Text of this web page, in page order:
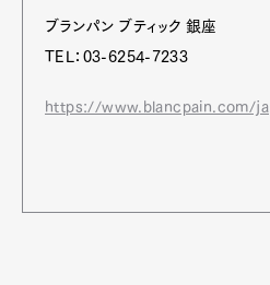
ブランパン ブティック 銀座
TEL：03-6254-7233
https://www.blancpain.com/ja